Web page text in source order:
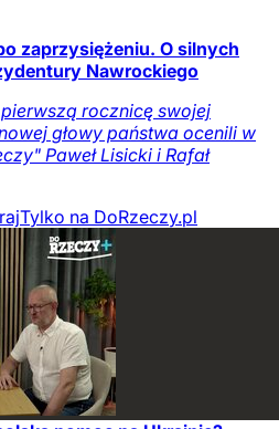
zaprzysiężeniu. O silnych
Nawrockiego
rocznicę swojej
głowy państwa ocenili w
Paweł Lisicki i Rafał
Tylko na DoRzeczy.pl